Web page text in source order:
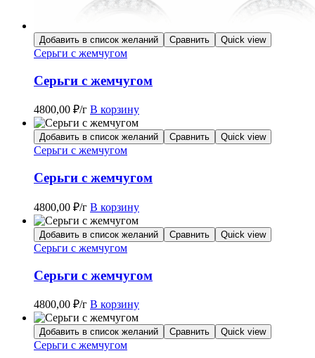
Добавить в список желаний Сравнить Quick view
Серьги с жемчугом
Серьги с жемчугом
4800,00 ₽/г В корзину
Добавить в список желаний Сравнить Quick view
Серьги с жемчугом
Серьги с жемчугом
4800,00 ₽/г В корзину
Добавить в список желаний Сравнить Quick view
Серьги с жемчугом
Серьги с жемчугом
4800,00 ₽/г В корзину
Добавить в список желаний Сравнить Quick view
Серьги с жемчугом